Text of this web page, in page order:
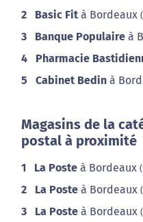
2 Basic Fit à Bordeaux
3 Banque Populaire à
4 Pharmacie
5 Cabinet Bedin à
Magasins de la
postal à proximité
1 La Poste à Bordeaux
2 La Poste à Bordeaux
3 La Poste à Bordeaux